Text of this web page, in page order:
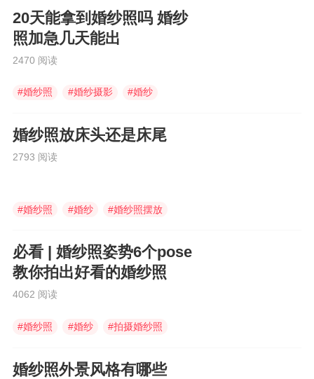
20天能拿到婚纱照吗 婚纱
照加急几天能出
2470 阅读
#婚纱照 #婚纱摄影 #婚纱
婚纱照放床头还是床尾
2793 阅读
#婚纱照 #婚纱 #婚纱照摆放
必看 | 婚纱照姿势6个pose
教你拍出好看的婚纱照
4062 阅读
#婚纱照 #婚纱 #拍摄婚纱照
婚纱照外景风格有哪些